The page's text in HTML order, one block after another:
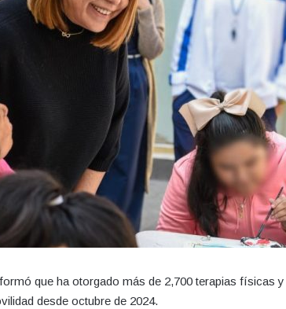
que ha otorgado más de 2,700 terapias físicas
desde octubre de 2024.